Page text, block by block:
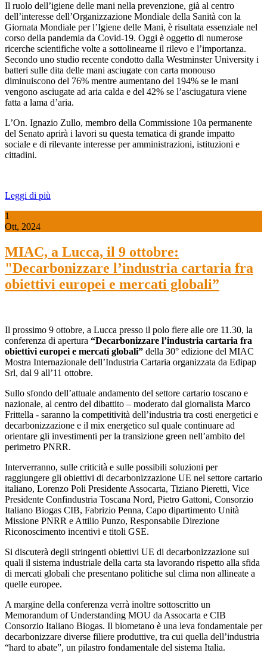
Il ruolo dell’igiene delle mani nella prevenzione, già al centro
dell’interesse dell’Organizzazione Mondiale della Sanità con la
Giornata Mondiale per l’Igiene delle Mani, è risultata essenziale nel
corso della pandemia da Covid-19. Oggi è oggetto di numerose
ricerche scientifiche volte a sottolinearne il rilevo e l’importanza.
Secondo uno studio recente condotto dalla Westminster University i
batteri sulle dita delle mani asciugate con carta monouso
diminuiscono del 76% mentre aumentano del 194% se le mani
vengono asciugate ad aria calda e del 42% se l’asciugatura viene
fatta a lama d’aria.
L’On. Ignazio Zullo, membro della Commissione 10a permanente
del Senato aprirà i lavori su questa tematica di grande impatto
sociale e di rilevante interesse per amministrazioni, istituzioni e
cittadini.
Leggi di più
1
Ott, 2024
MIAC, a Lucca, il 9 ottobre:
"Decarbonizzare l’industria cartaria fra
obiettivi europei e mercati globali”
Il prossimo 9 ottobre, a Lucca presso il polo fiere alle ore 11.30, la
conferenza di apertura “Decarbonizzare l’industria cartaria fra
obiettivi europei e mercati globali” della 30° edizione del MIAC
Mostra Internazionale dell’Industria Cartaria organizzata da Edipap
Srl, dal 9 all’11 ottobre.
Sullo sfondo dell’attuale andamento del settore cartario toscano e
nazionale, al centro del dibattito – moderato dal giornalista Marco
Frittella - saranno la competitività dell’industria tra costi energetici e
decarbonizzazione e il mix energetico sul quale continuare ad
orientare gli investimenti per la transizione green nell’ambito del
perimetro PNRR.
Interverranno, sulle criticità e sulle possibili soluzioni per
raggiungere gli obiettivi di decarbonizzazione UE nel settore cartario
italiano, Lorenzo Poli Presidente Assocarta, Tiziano Pieretti, Vice
Presidente Confindustria Toscana Nord, Pietro Gattoni, Consorzio
Italiano Biogas CIB, Fabrizio Penna, Capo dipartimento Unità
Missione PNRR e Attilio Punzo, Responsabile Direzione
Riconoscimento incentivi e titoli GSE.
Si discuterà degli stringenti obiettivi UE di decarbonizzazione sui
quali il sistema industriale della carta sta lavorando rispetto alla sfida
di mercati globali che presentano politiche sul clima non allineate a
quelle europee.
A margine della conferenza verrà inoltre sottoscritto un
Memorandum of Understanding MOU da Assocarta e CIB
Consorzio Italiano Biogas. Il biometano è una leva fondamentale per
decarbonizzare diverse filiere produttive, tra cui quella dell’industria
“hard to abate”, un pilastro fondamentale del sistema Italia.